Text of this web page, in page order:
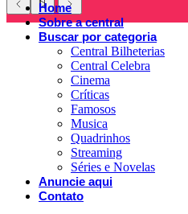
Home
Sobre a central
Buscar por categoria
Central Bilheterias
Central Celebra
Cinema
Críticas
Famosos
Musica
Quadrinhos
Streaming
Séries e Novelas
Anuncie aqui
Contato